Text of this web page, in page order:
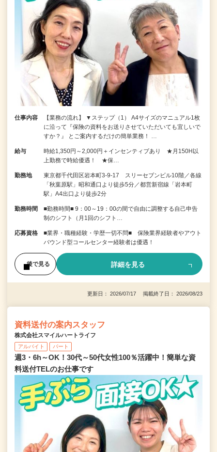
仕事内容
【業務の流れ】 ▼ステップ（1） A4サイズのマニュアル1枚
に沿って『保険の資料をお送りさせていただいても宜しいで
すか？』 とご案内するだけの簡単業務！ …
給与
時給1,350円～2,000円＋インセンティブあり ★月150H以
上勤務で時給優遇！ ★保…
勤務地
東京都千代田区岩本町3-9-17 スリーセブンビル10階／各線
「秋葉原駅」昭和通口より徒歩5分／都営新宿線「岩本町
駅」A4出口より徒歩2分
勤務時間
■勤務時間■ 9：00～19：00の間で自由に調整する自己申告
制のシフト（月1回のシフト…
応募資格
■業界・職種経験・学歴一切不問■ 保険業界経験者やアウト
バウンド型コールセンター経験者は優遇！
後で見る 詳細を見る
更新日： 2026/07/17 掲載終了日： 2026/08/23
資料送付の案内スタッフ
株式会社スマイルハートライフ
アルバイト パート
週3・6h～OK！30代～50代女性100％活躍中！簡単な資
料送付TELのお仕事です